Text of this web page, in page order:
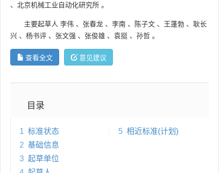
、 北京机械工业自动化研究所 。
主要起草人 李伟 、 张春龙 、 李南 、 陈子文 、 王蓬勃 、 耿长
兴 、 杨书评 、 张文强 、 张俊雄 、 袁挺 、 孙哲 。
查看全文 意见建议
目录
1 标准状态
2 基础信息
3 起草单位
5 相近标准(计划)